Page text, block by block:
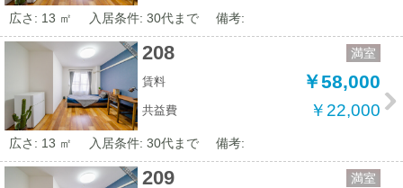
広さ: 13 ㎡ 入居条件: 30代まで 備考:
208 満室
賃料 ￥58,000
共益費 ￥22,000
広さ: 13 ㎡ 入居条件: 30代まで 備考:
209 満室